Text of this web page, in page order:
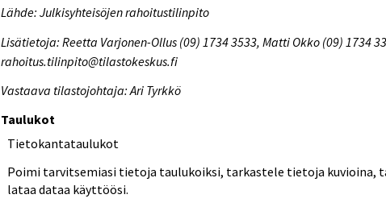
Lähde: Julkisyhteisöjen rahoitustilinpito
Lisätietoja: Reetta Varjonen-Ollus (09) 1734 3533, Matti Okko (09) 1734
rahoitus.tilinpito@tilastokeskus.fi
Vastaava tilastojohtaja: Ari Tyrkkö
Taulukot
Tietokantataulukot
Poimi tarvitsemiasi tietoja taulukoiksi, tarkastele tietoja kuvioina,
lataa dataa käyttöösi.